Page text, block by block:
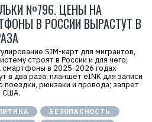
№796. ЦЕНЫ НА
В РОССИИ ВЫРАСТУТ В
SIM-карт для мигрантов,
строят в России и для чего;
смартфоны в 2025-2026 годах
в два раза; планшет eINK для записи
поездки, рюкзаки и провода; запрет
США.
БЕЗОПАСНОСТЬ